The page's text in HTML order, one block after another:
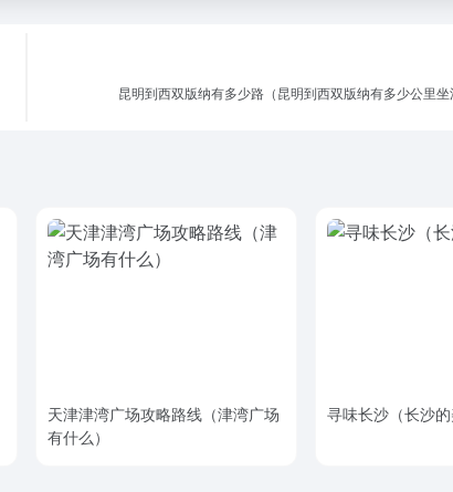
昆明到西双版纳有多少路（昆明到西双版纳有多少公里坐
天津津湾广场攻略路线（津湾广场
有什么）
寻味长沙（长沙的